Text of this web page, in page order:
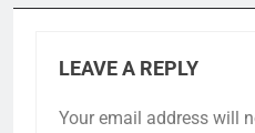
LEAVE A REPLY
Your email address will